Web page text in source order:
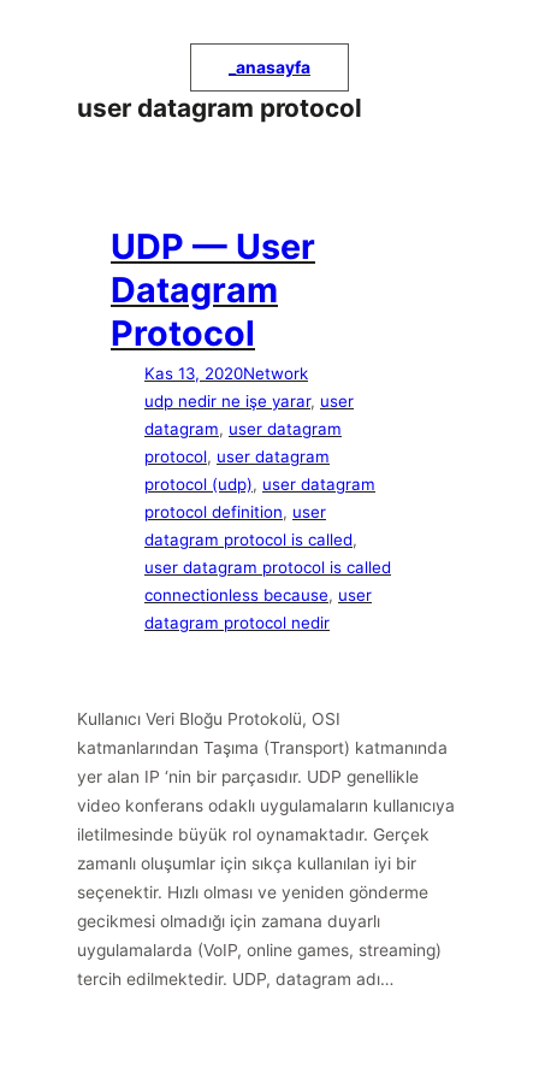
anasayfa
user datagram protocol
UDP — User
Datagram
Protocol
Kas 13, 2020Network
udp nedir ne işe yarar, user
datagram, user datagram
protocol, user datagram
protocol (udp), user datagram
protocol definition, user
datagram protocol is called
user datagram protocol is called
connectionless because, user
datagram protocol nedir
Kullanıcı Veri Bloğu Protokolü, OSI
katmanlarından Taşıma (Transport) katmanında
yer alan IP ‘nin bir parçasıdır. UDP genellikle
video konferans odaklı uygulamaların kullanıcıya
iletilmesinde büyük rol oynamaktadır. Gerçek
zamanlı oluşumlar için sıkça kullanılan iyi bir
seçenektir. Hızlı olması ve yeniden gönderme
gecikmesi olmadığı için zamana duyarlı
uygulamalarda (VoIP, online games, streaming)
tercih edilmektedir. UDP, datagram adı…